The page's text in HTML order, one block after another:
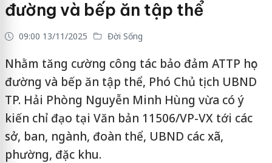
đường và bếp ăn tập thể
09:00 13/11/2025 Đời Sống
Nhằm tăng cường công tác bảo đảm ATTP học
đường và bếp ăn tập thể, Phó Chủ tịch UBND
TP. Hải Phòng Nguyễn Minh Hùng vừa có ý
kiến chỉ đạo tại Văn bản 11506/VP-VX tới các
sở, ban, ngành, đoàn thể, UBND các xã,
phường, đặc khu.